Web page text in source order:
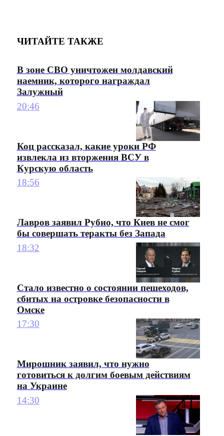
ЧИТАЙТЕ ТАКЖЕ
В зоне СВО уничтожен молдавский
наемник, которого награждал
Залужный
20:46
Коц рассказал, какие уроки РФ
извлекла из вторжения ВСУ в
Курскую область
18:56
Лавров заявил Рубио, что Киев не смог
бы совершать теракты без Запада
18:32
Стало известно о состоянии пешеходов,
сбитых на островке безопасности в
Омске
17:30
Мирошник заявил, что нужно
готовиться к долгим боевым действиям
на Украине
14:30